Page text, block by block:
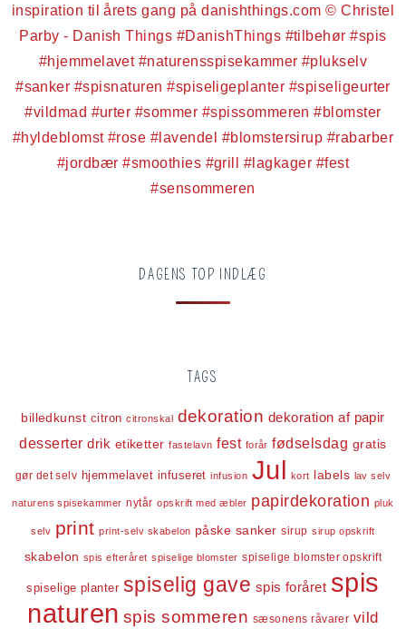
DAGENS TOP INDLÆG
TAGS
billedkunst citron citronskal dekoration dekoration af papir
desserter drik etiketter fastelavn fest forår fødselsdag gratis
gør det selv hjemmelavet infuseret infusion Jul kort labels lav selv
naturens spisekammer nytår opskrift med æbler papirdekoration pluk
selv print print-selv skabelon påske sanker sirup sirup opskrift
skabelon spis efteråret spiselige blomster spiselige blomster opskrift
spiselige planter spiselig gave spis foråret spis
naturen spis sommeren sæsonens råvarer vild